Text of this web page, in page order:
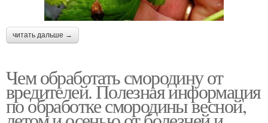
читать дальше →
Чем обработать смородину от
вредителей. Полезная информация
по обработке смородины весной,